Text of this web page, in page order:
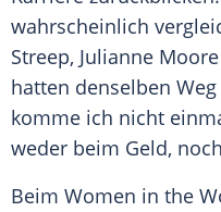
wahrscheinlich
Streep, Julianne Moore
hatten denselben
komme ich nicht
weder beim Geld,
Beim Women in the